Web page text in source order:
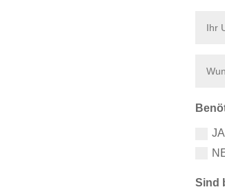
JA
Sind